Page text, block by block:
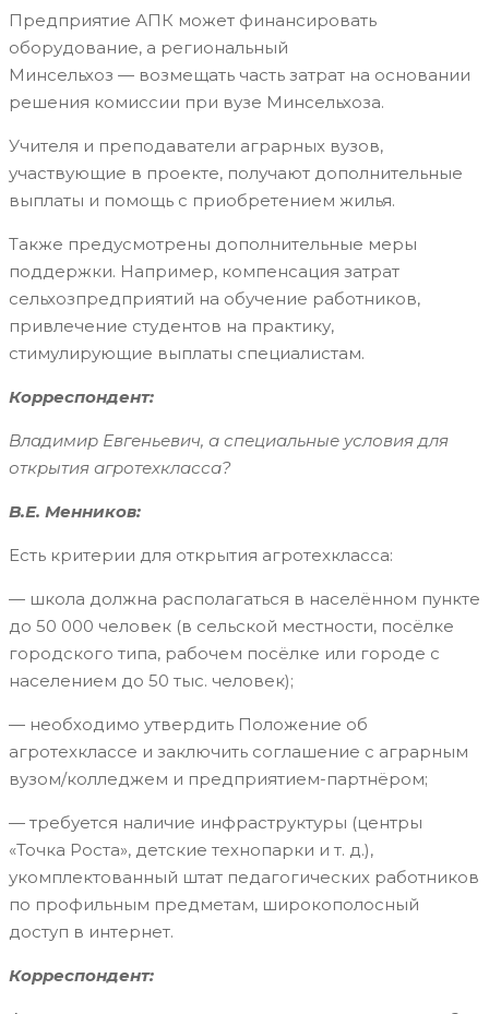
Предприятие АПК может финансировать
оборудование, а региональный
Минсельхоз — возмещать часть затрат на основании
решения комиссии при вузе Минсельхоза.
Учителя и преподаватели аграрных вузов,
участвующие в проекте, получают дополнительные
выплаты и помощь с приобретением жилья.
Также предусмотрены дополнительные меры
поддержки. Например, компенсация затрат
сельхозпредприятий на обучение работников,
привлечение студентов на практику,
стимулирующие выплаты специалистам.
Корреспондент:
Владимир Евгеньевич, а специальные условия для
открытия агротехкласса?
В.Е. Менников:
Есть критерии для открытия агротехкласса:
— школа должна располагаться в населённом пункте
до 50 000 человек (в сельской местности, посёлке
городского типа, рабочем посёлке или городе с
населением до 50 тыс. человек);
— необходимо утвердить Положение об
агротехклассе и заключить соглашение с аграрным
вузом/колледжем и предприятием-партнёром;
— требуется наличие инфраструктуры (центры
«Точка Роста», детские технопарки и т. д.),
укомплектованный штат педагогических работников
по профильным предметам, широкополосный
доступ в интернет.
Корреспондент: